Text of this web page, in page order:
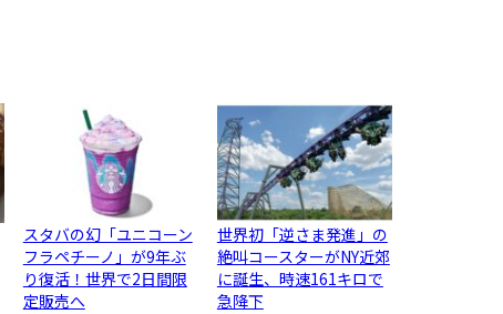
スタバの幻「ユニコーン
フラペチーノ」が9年ぶ
り復活！世界で2日間限
定販売へ
世界初「逆さま発進」の
絶叫コースターがNY近郊
に誕生、時速161キロで
急降下